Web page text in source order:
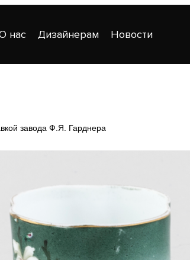
нас Дизайнерам Новости
завода Ф.Я. Гарднера